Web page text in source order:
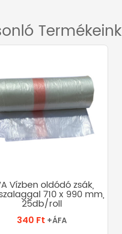
Termékeink
Vízben oldódó zsák,
710 x 990 mm,
25db/roll
340 Ft +ÁFA